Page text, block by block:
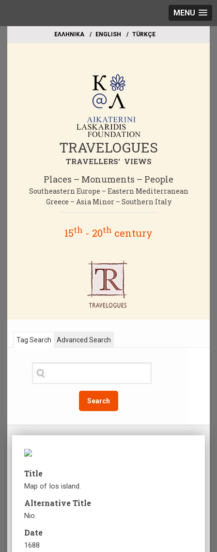
MENU
EΛΛΗΝΙΚΑ ΕΝGLISH TÜRKÇE
TRAVELOGUES
TRAVELLERS' VIEWS
Places – Monuments – People
Southeastern Europe – Eastern Mediterranean
Greece – Asia Minor – Southern Italy
15th - 20th century
Tag Search
Search
Advanced Search
Title
Map of Ios island.
Alternative Title
Nio.
Date
1688